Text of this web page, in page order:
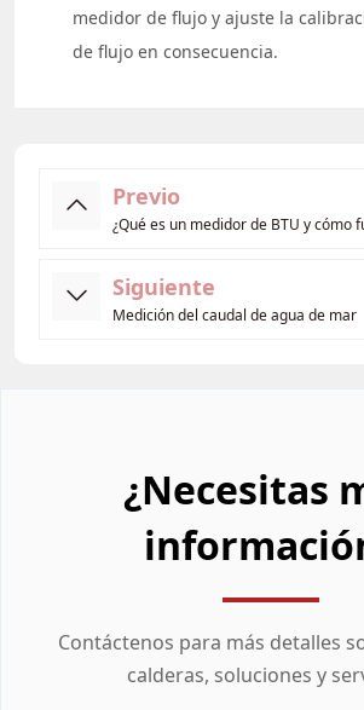
medidor de flujo y ajuste la
de flujo en consecuencia.
Previo
¿Qué es un medidor de BTU y cómo
Siguiente
Medición del caudal de agua de mar
¿Necesitas
Contáctenos para más detalles
calderas, soluciones y